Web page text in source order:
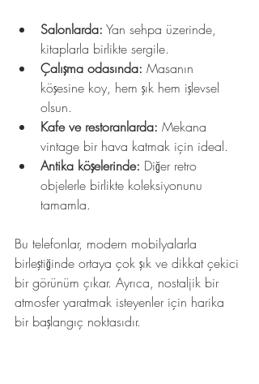
Salonlarda: Yan sehpa üzerinde,
kitaplarla birlikte sergile.
Çalışma odasında: Masanın
köşesine koy, hem şık hem işlevsel
olsun.
Kafe ve restoranlarda: Mekana
vintage bir hava katmak için ideal.
Antika köşelerinde: Diğer retro
objelerle birlikte koleksiyonunu
tamamla.
Bu telefonlar, modern mobilyalarla
birleştiğinde ortaya çok şık ve dikkat çekici
bir görünüm çıkar. Ayrıca, nostaljik bir
atmosfer yaratmak isteyenler için harika
bir başlangıç noktasıdır.